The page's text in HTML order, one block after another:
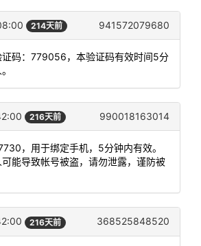
214天前 941572079680
证码：779056，本验证码有效时间5分
216天前 990018163014
，用于绑定手机，5分钟内有效。
能导致帐号被盗，请勿泄露，谨防被
216天前 368525848520